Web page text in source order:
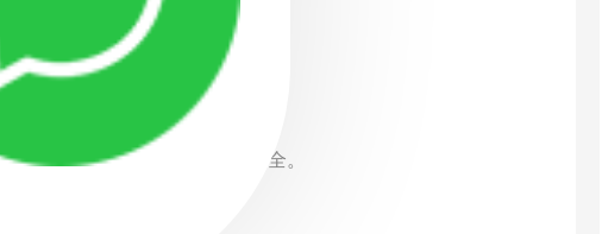
植手術，保障專業治療。
調控鎮靜深度，確保手術安全。